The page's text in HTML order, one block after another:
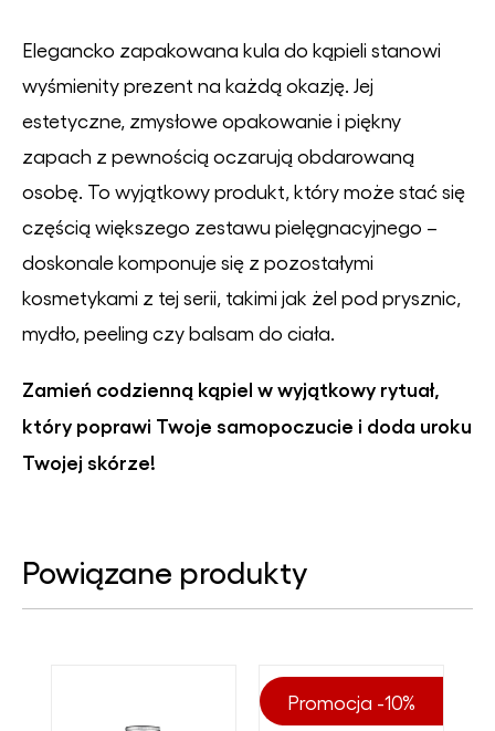
Elegancko zapakowana kula do kąpieli stanowi
wyśmienity prezent na każdą okazję. Jej
estetyczne, zmysłowe opakowanie i piękny
zapach z pewnością oczarują obdarowaną
osobę. To wyjątkowy produkt, który może stać się
częścią większego zestawu pielęgnacyjnego –
doskonale komponuje się z pozostałymi
kosmetykami z tej serii, takimi jak żel pod prysznic,
mydło, peeling czy balsam do ciała.
Zamień codzienną kąpiel w wyjątkowy rytuał,
który poprawi Twoje samopoczucie i doda uroku
Twojej skórze!
Powiązane produkty
Promocja -10%